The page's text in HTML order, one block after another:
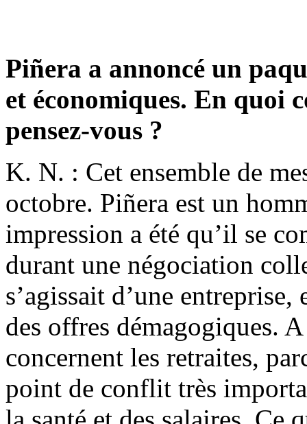
Piñera a annoncé un
et économiques. En quoi
pensez-vous ?
K. N. : Cet ensemble de
octobre. Piñera est un
impression a été qu’il se
durant une négociation
s’agissait d’une
des offres démagogiques.
concernent les retraites,
point de conflit très